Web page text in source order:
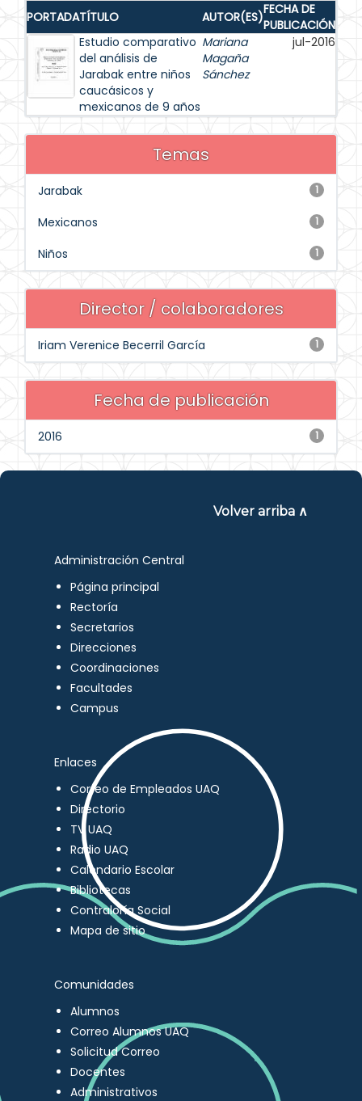
PORTADATÍTULO AUTOR(ES)FECHA DE
PUBLICACIÓN
Estudio comparativo
del análisis de
Jarabak entre niños
caucásicos y
mexicanos de 9 años
Mariana
Magaña
Sánchez
jul-2016
Temas
1
Jarabak
1
Mexicanos
1
Niños
Director / colaboradores
1
Iriam Verenice Becerril García
Fecha de publicación
1
2016
Volver arriba ∧
Administración Central
Página principal
Rectoría
Secretarios
Direcciones
Coordinaciones
Facultades
Campus
Enlaces
Correo de Empleados UAQ
Directorio
TV UAQ
Radio UAQ
Calendario Escolar
Bibliotecas
Contraloría Social
Mapa de sitio
Comunidades
Alumnos
Correo Alumnos UAQ
Solicitud Correo
Docentes
Administrativos